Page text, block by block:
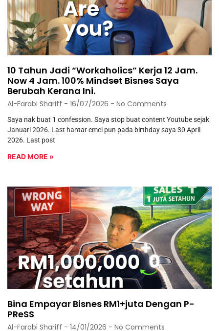
10 Tahun Jadi “Workaholics” Kerja 12 Jam.
Now 4 Jam. 100% Mindset Bisnes Saya
Berubah Kerana Ini.
Al-Farabi Shariff 16/07/2026 No Comments
Saya nak buat 1 confession. Saya stop buat content Youtube sejak
Januari 2026. Last hantar emel pun pada birthday saya 30 April
2026. Last post
READ MORE »
Bina Empayar Bisnes RM1+juta Dengan P-
PReSS
Al-Farabi Shariff 14/01/2026 No Comments